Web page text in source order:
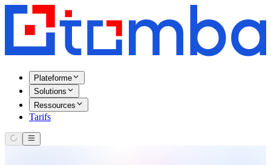
Plateforme
Solutions
Ressources
Tarifs